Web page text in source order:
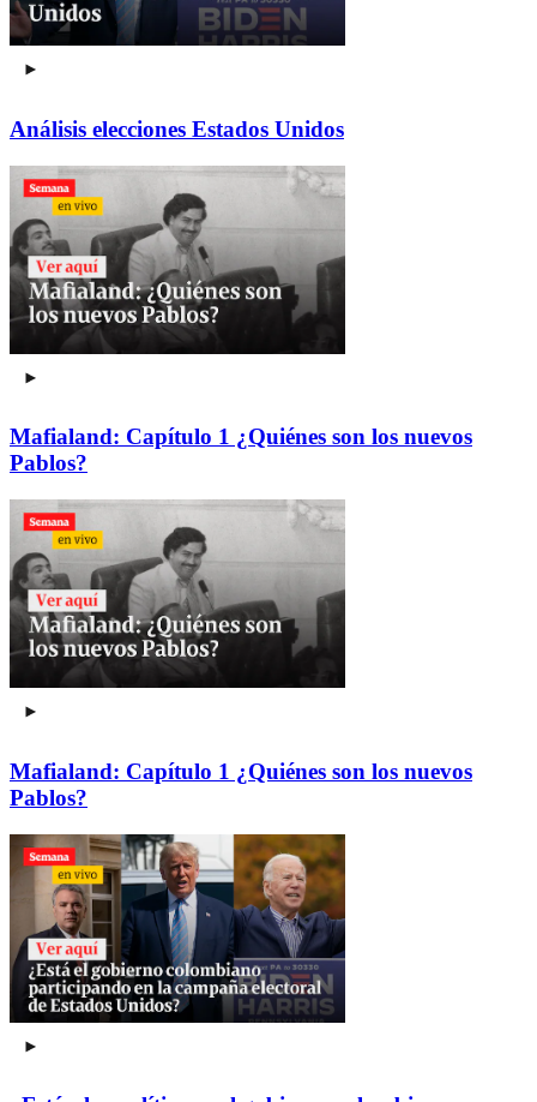
Análisis elecciones Estados Unidos
Mafialand: Capítulo 1 ¿Quiénes son los nuevos
Pablos?
Mafialand: Capítulo 1 ¿Quiénes son los nuevos
Pablos?